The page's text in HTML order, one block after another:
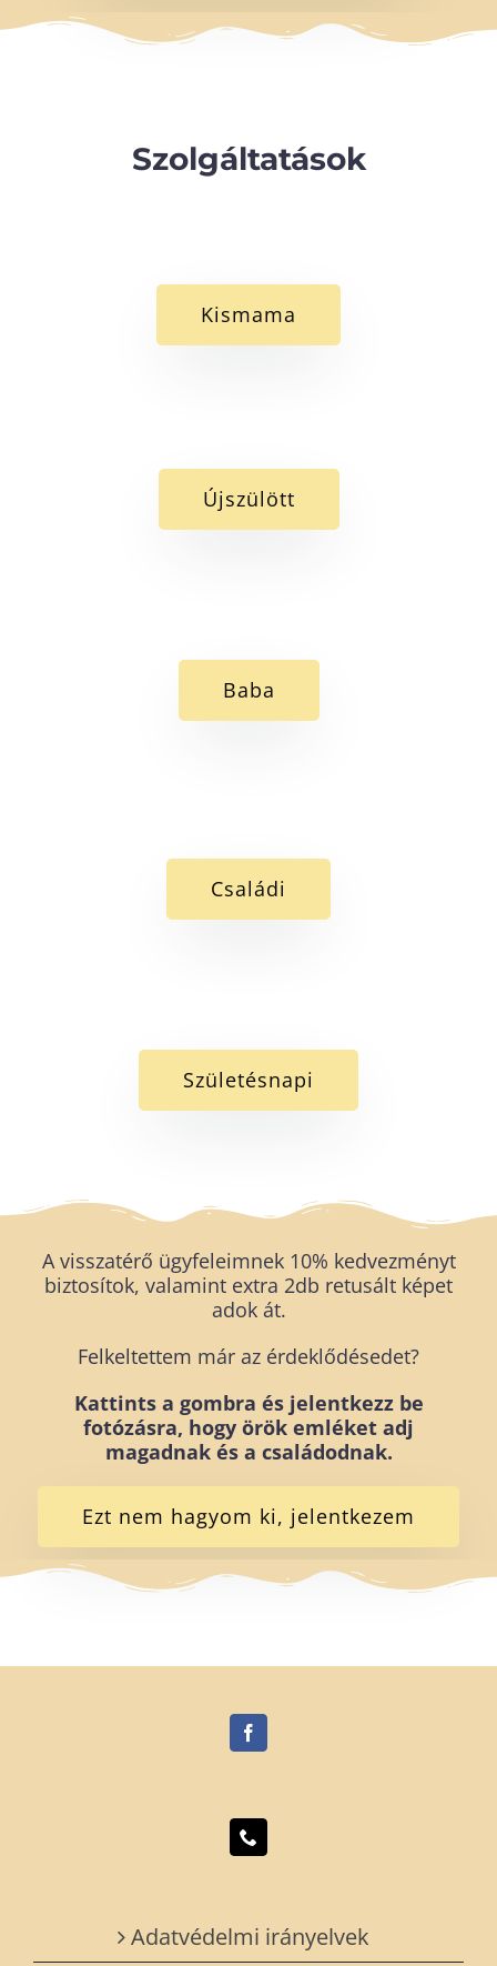
Szolgáltatások
Kismama
Újszülött
Baba
Családi
Születésnapi
A visszatérő ügyfeleimnek 10% kedvezményt
biztosítok, valamint extra 2db retusált képet
adok át.
Felkeltettem már az érdeklődésedet?
Kattints a gombra és jelentkezz be
fotózásra, hogy örök emléket adj
magadnak és a családodnak.
Ezt nem hagyom ki, jelentkezem
Adatvédelmi irányelvek